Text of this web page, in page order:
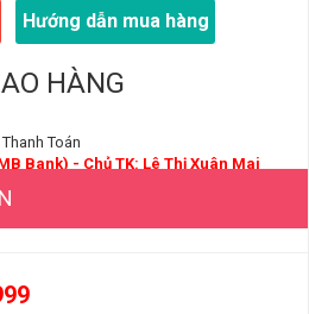
Hướng dẫn mua hàng
HÀNG
Toán
Bank) - Chủ TK: Lê Thị Xuân Mai